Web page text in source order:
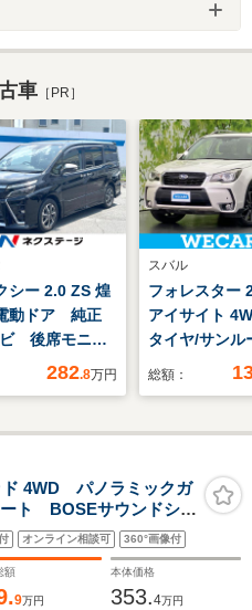
車 ［PR］
シー 2.0 ZS 煌
動ドア 純正
後席モニタ
ックカメラ 衝
ヘッド
インチアル
ートライト デ
エアコン
282.8万円
スバル
フォレスター
アイサイト
タイヤ/サンル
外 SDナビ/衝
ム/シート ハ
LED/ETC/
横滑り防止装
セグTV
総額：
4WD パノラミックガ
ト BOSEサウンドシス
プロパイロット2.0 純
周囲カメラ ETC2.0 デ
オンライン相談可 360°画像付
額
9万円
本体価格
353.4万円